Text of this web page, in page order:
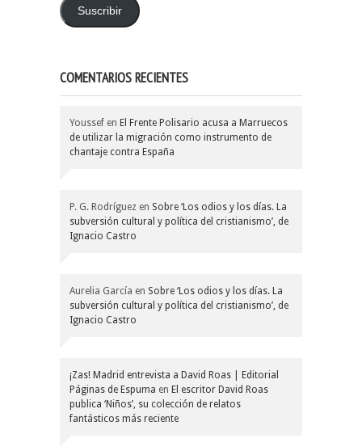
emailSuscribir
COMENTARIOS RECIENTES
Youssef en El Frente Polisario acusa a Marruecos
de utilizar la migración como instrumento de
chantaje contra España
P. G. Rodríguez en Sobre ‘Los odios y los días. La
subversión cultural y política del cristianismo’, de
Ignacio Castro
Aurelia García en Sobre ‘Los odios y los días. La
subversión cultural y política del cristianismo’, de
Ignacio Castro
¡Zas! Madrid entrevista a David Roas | Editorial
Páginas de Espuma en El escritor David Roas
publica ‘Niños’, su colección de relatos
fantásticos más reciente